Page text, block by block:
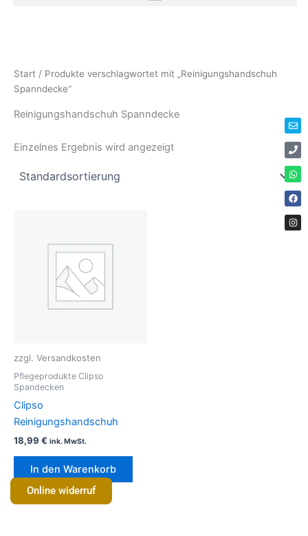
Start / Produkte verschlagwortet mit „Reinigungshandschuh
Spanndecke“
Reinigungshandschuh Spanndecke
Einzelnes Ergebnis wird angezeigt
zzgl. Versandkosten
Pflegeprodukte Clipso
Spandecken
Clipso
Reinigungshandschuh
18,99 € ink. MwSt.
In den Warenkorb
Online widerruf